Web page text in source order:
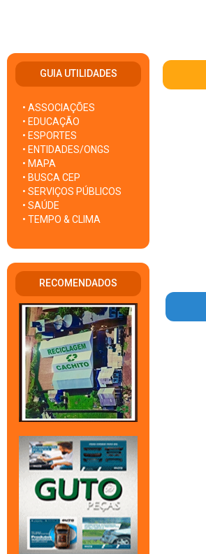
GUIA UTILIDADES
• ASSOCIAÇÕES
• EDUCAÇÃO
• ESPORTES
• ENTIDADES/ONGS
• MAPA
• BUSCA CEP
• SERVIÇOS PÚBLICOS
• SAÚDE
• TEMPO & CLIMA
RECOMENDADOS